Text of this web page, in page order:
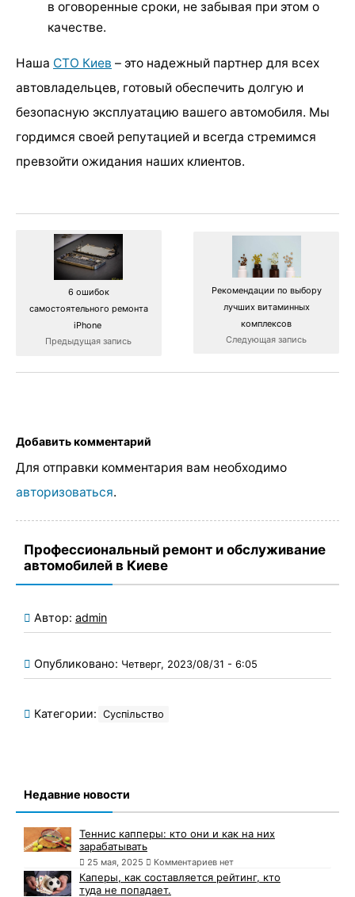
в оговоренные сроки, не забывая при этом о
качестве.
Наша СТО Киев – это надежный партнер для всех
автовладельцев, готовый обеспечить долгую и
безопасную эксплуатацию вашего автомобиля. Мы
гордимся своей репутацией и всегда стремимся
превзойти ожидания наших клиентов.
6 ошибок
самостоятельного ремонта
iPhone
Предыдущая запись
Рекомендации по выбору
лучших витаминных
комплексов
Следующая запись
Добавить комментарий
Для отправки комментария вам необходимо
авторизоваться.
Профессиональный ремонт и обслуживание
автомобилей в Киеве
Автор: admin
Опубликовано: Четверг, 2023/08/31 - 6:05
Категории: Суспільство
Недавние новости
Теннис капперы: кто они и как на них
зарабатывать
25 мая, 2025 Комментариев нет
Каперы, как составляется рейтинг, кто
туда не попадает.